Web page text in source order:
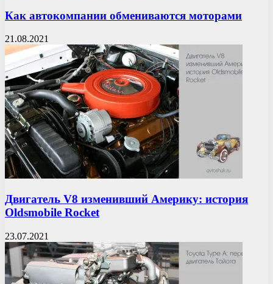
Как автокомпании обмениваются моторами
21.08.2021
Двигатель V8 изменивший Америку: история
Oldsmobile Rocket
23.07.2021